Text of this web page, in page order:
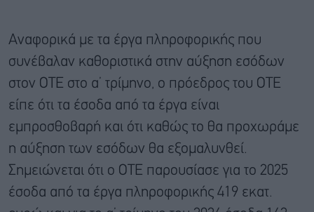
Αναφορικά με τα έργα πληροφορικής που
συνέβαλαν καθοριστικά στην αύξηση εσόδων
στον ΟΤΕ στο α’ τρίμηνο, ο πρόεδρος του ΟΤΕ
είπε ότι τα έσοδα από τα έργα είναι
εμπροσθοβαρή και ότι καθώς το θα προχωράμε
η αύξηση των εσόδων θα εξομαλυνθεί.
Σημειώνεται ότι ο ΟΤΕ παρουσίασε για το 2025
έσοδα από τα έργα πληροφορικής 419 εκατ.